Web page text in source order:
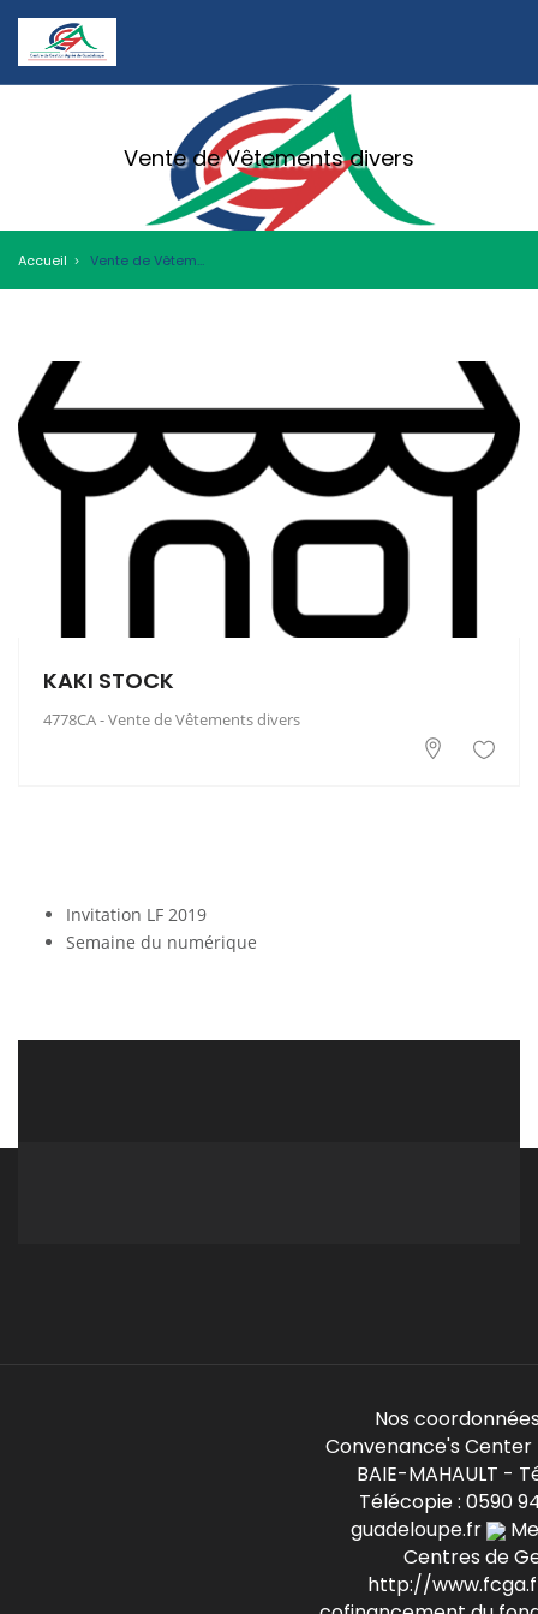
Vente de Vêtements divers
Accueil Vente de Vêtements divers
KAKI STOCK
4778CA - Vente de Vêtements divers
Invitation LF 2019
Semaine du numérique
Nos coordonnées
Convenance's Center
BAIE-MAHAULT -
Télécopie : 0590
guadeloupe.fr
Centres de
http://